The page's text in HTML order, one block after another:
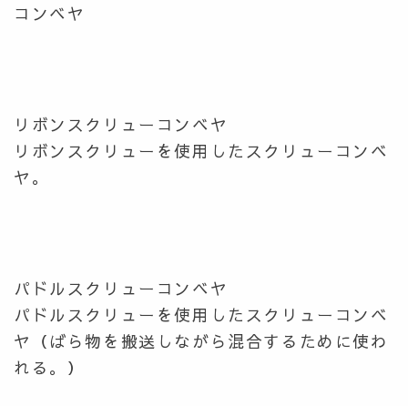
コンベヤ
リボンスクリューコンベヤ
リボンスクリューを使用したスクリューコンベ
ヤ。
パドルスクリューコンベヤ
パドルスクリューを使用したスクリューコンベ
ヤ（ばら物を搬送しながら混合するために使わ
れる。）